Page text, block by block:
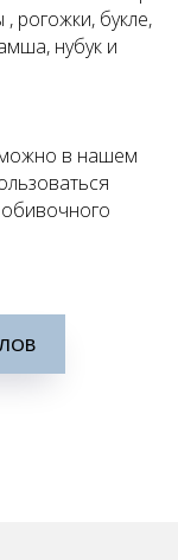
рогожки, букле,
нубук и
в нашем